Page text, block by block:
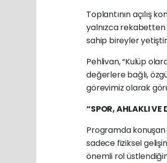
Toplantının açılış
yalnızca
sahip bireyler
Pehlivan, “Kulüp
değerlere bağlı,
görevimiz olarak
“SPOR, AHLAKLI VE
Programda konuşan
sadece fiziksel
önemli rol